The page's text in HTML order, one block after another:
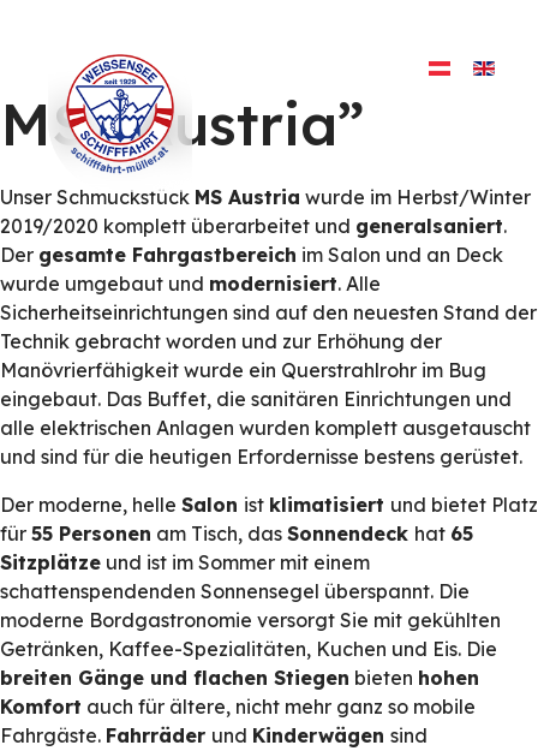
MS „Austria”
Unser Schmuckstück MS Austria wurde im Herbst/Winter
2019/2020 komplett überarbeitet und generalsaniert.
Der gesamte Fahrgastbereich im Salon und an Deck
wurde umgebaut und modernisiert. Alle
Sicherheitseinrichtungen sind auf den neuesten Stand der
Technik gebracht worden und zur Erhöhung der
Manövrierfähigkeit wurde ein Querstrahlrohr im Bug
eingebaut. Das Buffet, die sanitären Einrichtungen und
alle elektrischen Anlagen wurden komplett ausgetauscht
und sind für die heutigen Erfordernisse bestens gerüstet.
Der moderne, helle Salon ist klimatisiert und bietet Platz
für 55 Personen am Tisch, das Sonnendeck hat 65
Sitzplätze und ist im Sommer mit einem
schattenspendenden Sonnensegel überspannt. Die
moderne Bordgastronomie versorgt Sie mit gekühlten
Getränken, Kaffee-Spezialitäten, Kuchen und Eis. Die
breiten Gänge und flachen Stiegen bieten hohen
Komfort auch für ältere, nicht mehr ganz so mobile
Fahrgäste. Fahrräder und Kinderwägen sind